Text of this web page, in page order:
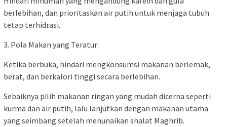
berlebihan, dan prioritaskan air putih untuk menjaga tubuh
tetap terhidrasi.
3. Pola Makan yang Teratur:
Ketika berbuka, hindari mengkonsumsi makanan berlemak,
berat, dan berkalori tinggi secara berlebihan.
Sebaiknya pilih makanan ringan yang mudah dicerna seperti
kurma dan air putih, lalu lanjutkan dengan makanan utama
yang seimbang setelah menunaikan shalat Maghrib.